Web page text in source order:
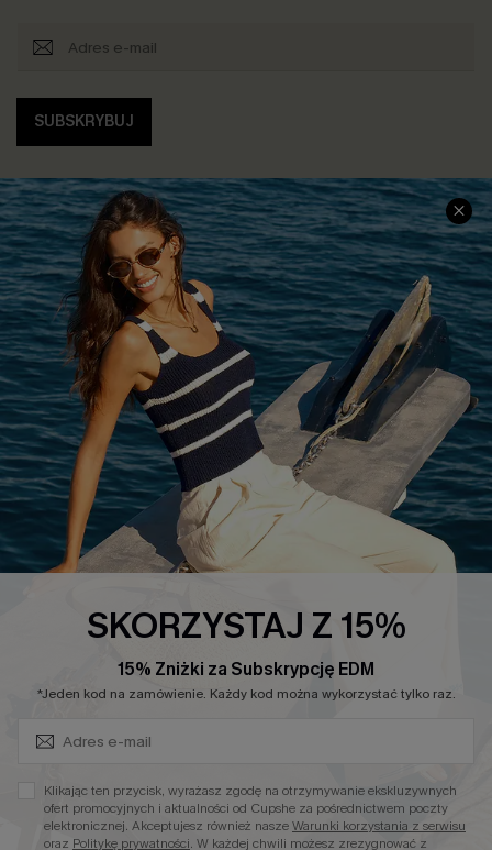
SUBSKRYBUJ
INFORMACJE O FIRMIE
O NAS
Opinie Klientów
Polityka Prywatności
Warunki & Zasady
Łańcuch Dostaw Cupshe
20% Zniżki na SMS
CENTRUM SERWISOWE
Informacje o Wysyłce
Jak Śledzić
Polityka Zwrotów
Rozpocznij Zwrot
Informacje o Rozmiarach
FAQS
Kontakt z Nami
Modne Sukienki
Kontroli Brzucha
Wysokim Stanem
SKORZYSTAJ Z 15%
15% Zniżki za Subskrypcję EDM
*Jeden kod na zamówienie. Każdy kod można wykorzystać tylko raz.
Klikając ten przycisk, wyrażasz zgodę na otrzymywanie ekskluzywnych
ofert promocyjnych i aktualności od Cupshe za pośrednictwem poczty
elektronicznej. Akceptujesz również naszeWarunki korzystania z serwisu
oraz Politykę prywatności. W każdej chwili możesz zrezygnować z